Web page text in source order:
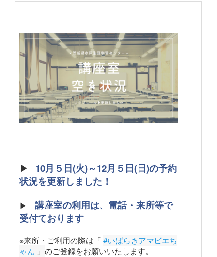
▶
10月５日(火)～12月５日(日)の予約
状況を更新しました！
▶ 講座室の利用は、電話・来所等で
受付ております
※来所・ご利用の際は「 #いばらきアマビエち
ゃん 」 のご登録をお願いいたします。